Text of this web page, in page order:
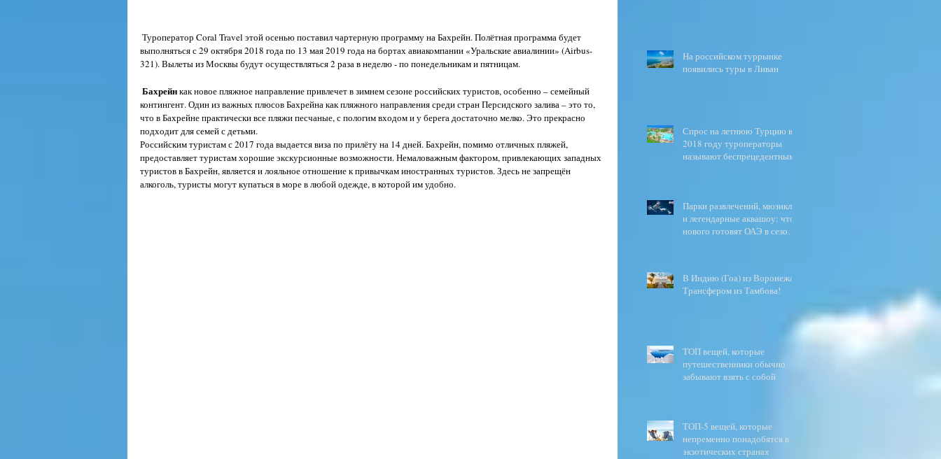
выполняться с 29 октября 2018 года по 13 мая 2019 года на бортах авиакомпании «Уральские авиалинии» (Airbus-
321). Вылеты из Москвы будут осуществляться 2 раза в неделю - по понедельникам и пятницам.
Бахрейн как новое пляжное направление привлечет в зимнем сезоне российских туристов, особенно – семейный
контингент. Один из важных плюсов Бахрейна как пляжного направления среди стран Персидского залива – это то,
что в Бахрейне практически все пляжи песчаные, с пологим входом и у берега достаточно мелко. Это прекрасно
подходит для семей с детьми.
Российским туристам с 2017 года выдается виза по прилёту на 14 дней. Бахрейн, помимо отличных пляжей,
предоставляет туристам хорошие экскурсионные возможности. Немаловажным фактором, привлекающих западных
туристов в Бахрейн, является и лояльное отношение к привычкам иностранных туристов. Здесь не запрещён
алкоголь, туристы могут купаться в море в любой одежде, в которой им удобно.
На российском туррынке
появились туры в Ливан
Спрос на летнюю Турцию в
2018 году туроператоры
называют беспрецедентным
Парки развлечений, мюзиклы
и легендарные аквашоу: что
нового готовят ОАЭ в сезоне
В Индию (Гоа) из Воронежа.
Трансфером из Тамбова!
ТОП вещей, которые
путешественники обычно
забывают взять с собой
ТОП-5 вещей, которые
непременно понадобятся в
экзотических странах